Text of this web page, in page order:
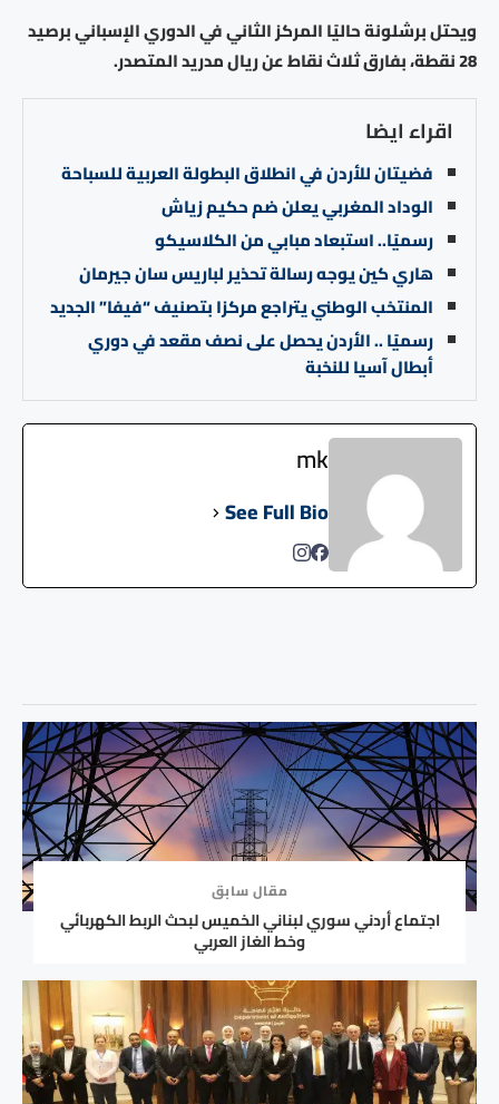
ويحتل برشلونة حاليًا المركز الثاني في الدوري الإسباني برصيد
28 نقطة، بفارق ثلاث نقاط عن ريال مدريد المتصدر.
اقراء ايضا
فضيتان للأردن في انطلاق البطولة العربية للسباحة
الوداد المغربي يعلن ضم حكيم زياش
رسميًا.. استبعاد مبابي من الكلاسيكو
هاري كين يوجه رسالة تحذير لباريس سان جيرمان
المنتخب الوطني يتراجع مركزا بتصنيف “فيفا” الجديد
رسميًا .. الأردن يحصل على نصف مقعد في دوري
أبطال آسيا للنخبة
mk
See Full Bio
مقال سابق
اجتماع أردني سوري لبناني الخميس لبحث الربط الكهربائي
وخط الغاز العربي